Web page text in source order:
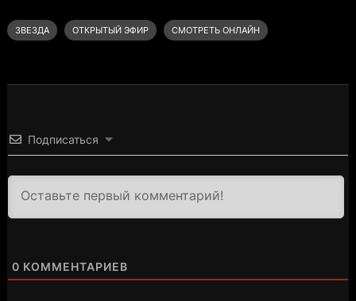
ЗВЕЗДА ОТКРЫТЫЙ ЭФИР СМОТРЕТЬ ОНЛАЙН
Подписаться
0 КОММЕНТАРИЕВ